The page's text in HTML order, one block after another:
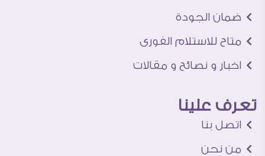
ضمان الجودة
متاح للاستلام الفورى
اخبار و نصائح و مقالات
تعرف علينا
اتصل بنا
من نحن